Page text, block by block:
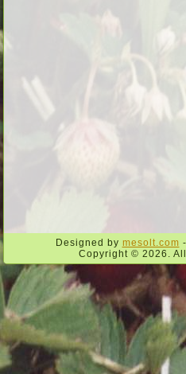
Designed by mesolt.com -
Copyright © 2026.